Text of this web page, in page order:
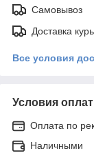
Самовывоз
Доставка
Все условия
Условия
Оплата по
Наличными